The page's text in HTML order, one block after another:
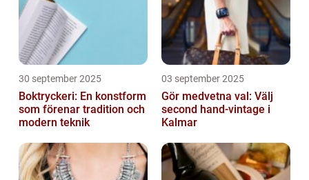
30 september 2025
Boktryckeri: En konstform
som förenar tradition och
modern teknik
03 september 2025
Gör medvetna val: Välj
second hand-vintage i
Kalmar